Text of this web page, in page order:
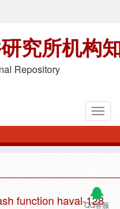
究所机构
Repository
QQ客服
function haval-128